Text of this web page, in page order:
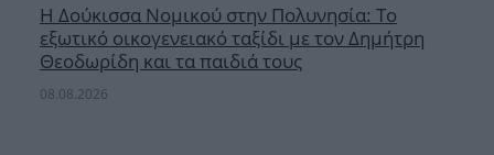
Η Δούκισσα Νομικού στην Πολυνησία: Το
εξωτικό οικογενειακό ταξίδι με τον Δημήτρη
Θεοδωρίδη και τα παιδιά τους
08.08.2026